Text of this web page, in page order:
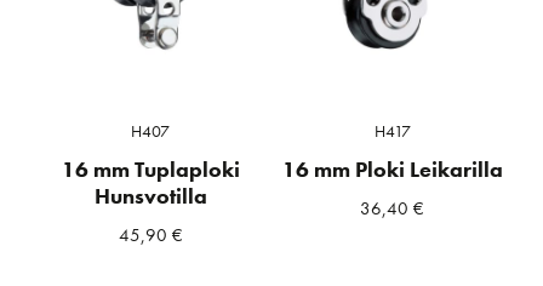
H407
16 mm Tuplaploki
Hunsvotilla
45,90 €
H417
16 mm Ploki Leikarilla
36,40€